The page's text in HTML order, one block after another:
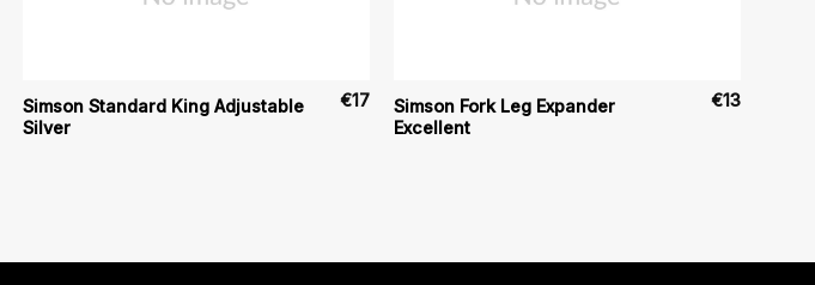
Simson Standard King Adjustable
Silver
€17
Simson Fork Leg Expander
Excellent
€13